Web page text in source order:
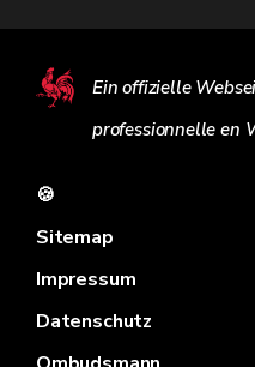
Ein offizielle
professionnelle en
🍪
Sitemap
Impressum
Datenschutz